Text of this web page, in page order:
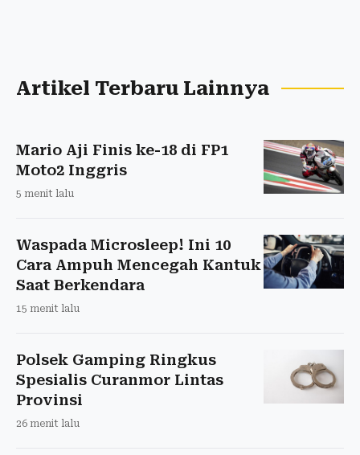
Artikel Terbaru Lainnya
Mario Aji Finis ke-18 di FP1
Moto2 Inggris
5 menit lalu
Waspada Microsleep! Ini 10
Cara Ampuh Mencegah Kantuk
Saat Berkendara
15 menit lalu
Polsek Gamping Ringkus
Spesialis Curanmor Lintas
Provinsi
26 menit lalu